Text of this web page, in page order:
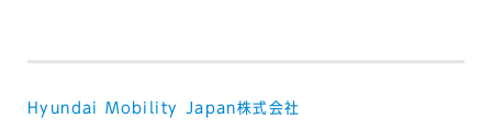
Hyundai Mobility Japan株式会社